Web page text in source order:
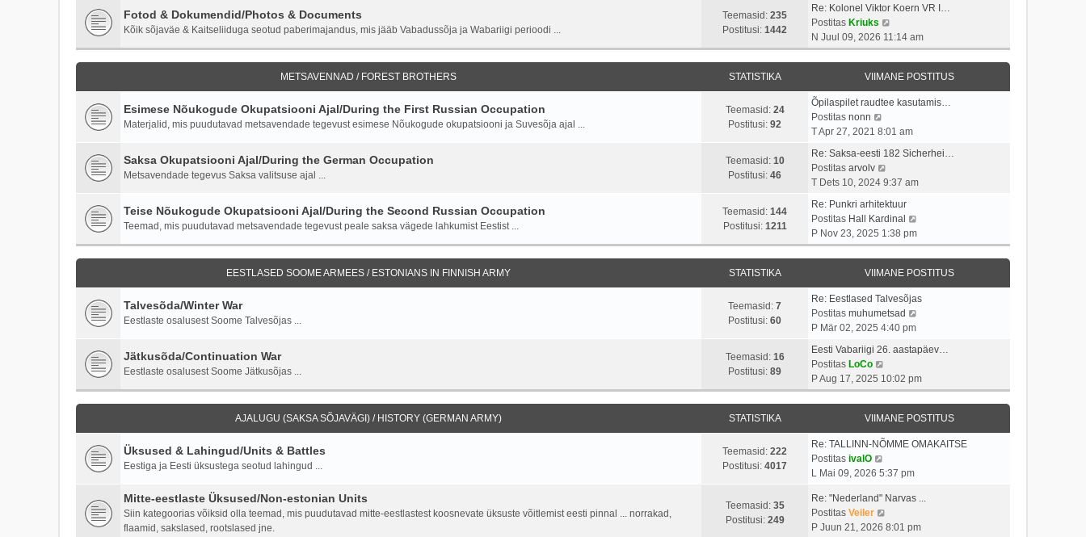
t
i
t
u
s
t
s
t
p
s
i
u
t
i
i
m
a
s
t
p
o
t
i
u
t
t
v
i
a
t
o
t
i
t
u
s
t
Fotod & Dokumendid/Photos & Documents
Kõik sõjaväe & Kaitseliiduga seotud paberimajandus, mis jääb Vabadussõja ja Wabariigi perioodi ...
Teemasid: 235
Postitusi: 1442
Re: Kolonel Viktor Koern VR I…
Postitas Kriuks
a
a
t
a
v
i
m
a
t
o
s
t
t
s
t
N Juul 09, 2026 11:14 am
METSAVENNAD / FOREST BROTHERS STATISTIKA VIIMANE POSTITUS
Esimese Nõukogude Okupatsiooni Ajal/During the First Russian Occupation
Materjalid, mis puudutavad metsavendade tegevust esimese Nõukogude okupatsiooni ja Suvesõja ajal ...
Teemasid: 24
Postitusi: 92
Õpilaspilet raudtee kasutamis…
Postitas nonn
a
t
a
v
i
i
m
a
s
t
p
o
s
t
i
t
u
s
t
T Apr 27, 2021 8:01 am
Saksa Okupatsiooni Ajal/During the German Occupation
Metsavendade tegevus Saksa valitsuse ajal ...
Teemasid: 10
Postitusi: 46
Re: Saksa-eesti 182 Sicherhei…
Postitas arvolv
a
t
a
v
i
a
s
t
o
t
t
s
T Dets 10, 2024 9:37 am
Teise Nõukogude Okupatsiooni Ajal/During the Second Russian Occupation
Teemad, mis puudutavad metsavendade tegevust peale saksa vägede lahkumist Eestist ...
Teemasid: 144
Postitusi: 1211
Re: Punkri arhitektuur
Postitas Hall Kardinal
a
t
a
v
i
a
t
p
o
s
t
i
P Nov 23, 2025 1:38 pm
EESTLASED SOOME ARMEES / ESTONIANS IN FINNISH ARMY STATISTIKA VIIMANE POSTITUS
Talvesõda/Winter War
Eestlaste osalusest Soome Talvesõjas ...
Teemasid: 7
Postitusi: 60
Re: Eestlased Talvesõjas
Postitas muhumetsad
t
v
i
a
o
t
P Mär 02, 2025 4:40 pm
Jätkusõda/Continuation War
Eestlaste osalusest Soome Jätkusõjas ...
Teemasid: 16
Postitusi: 89
Eesti Vabariigi 26. aastapäev…
Postitas LoCo
a
a
t
a
v
i
m
a
s
t
P Aug 17, 2025 10:02 pm
AJALUGU (SAKSA SÕJAVÄGI) / HISTORY (GERMAN ARMY) STATISTIKA VIIMANE POSTITUS
Üksused & Lahingud/Units & Battles
Eestiga ja Eesti üksustega seotud lahingud ...
Teemasid: 222
Postitusi: 4017
Re: TALLINN-NÕMME OMAKAITSE
Postitas ivalO
a
t
a
v
L Mai 09, 2026 5:37 pm
Mitte-eestlaste Üksused/Non-estonian Units
Siin kategoorias võiksid olla teemad, mis puudutavad mitte-eestlastest koosnevate üksuste võitlemist eesti pinnal ... norrakad,
flaamid, sakslased, rootslased jne.
Teemasid: 35
Postitusi: 249
Re: "Nederland" Narvas ...
Postitas Veiler
a
P Juun 21, 2026 8:01 pm